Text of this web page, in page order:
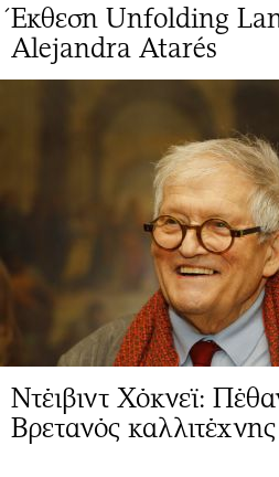
Έκθεση Unfolding
Alejandra Atarés
Ντέιβιντ Χόκνεϊ:
Βρετανός καλλιτέχνης